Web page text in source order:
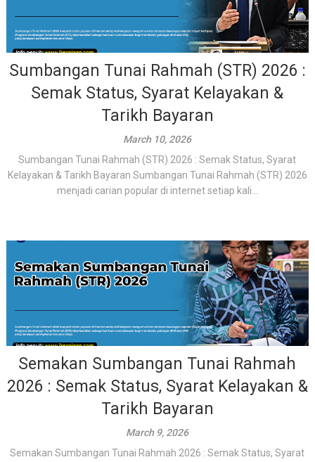
Sumbangan Tunai Rahmah (STR) 2026 :
Semak Status, Syarat Kelayakan &
Tarikh Bayaran
March 10, 2026
Sumbangan Tunai Rahmah (STR) 2026 : Semak Status, Syarat
Kelayakan & Tarikh Bayaran Sumbangan Tunai Rahmah (STR) 2026
menjadi carian popular di internet setiap kali...
Semakan Sumbangan Tunai Rahmah
2026 : Semak Status, Syarat Kelayakan &
Tarikh Bayaran
March 9, 2026
Semakan Sumbangan Tunai Rahmah 2026 : Semak Status, Syarat